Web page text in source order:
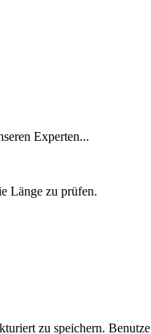
Experten...
Länge zu prüfen.
zu speichern. Benutze